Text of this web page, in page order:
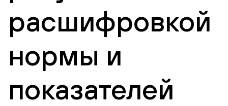
расшифровкой
нормы и
показателей